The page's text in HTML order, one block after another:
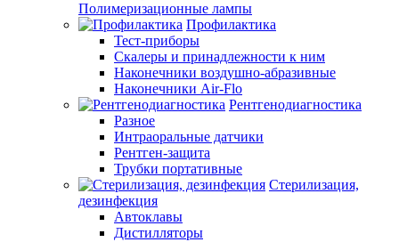
Полимеризационные лампы
Профилактика
Тест-приборы
Скалеры и принадлежности к ним
Наконечники воздушно-абразивные
Наконечники Air-Flo
Рентгенодиагностика
Разное
Интраоральные датчики
Рентген-защита
Трубки портативные
Стерилизация,
дезинфекция
Автоклавы
Дистилляторы